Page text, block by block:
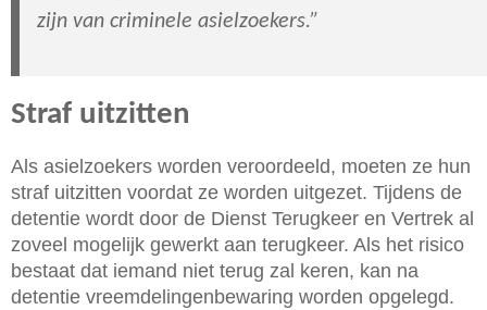
zijn van criminele asielzoekers.”
Straf uitzitten
Als asielzoekers worden veroordeeld, moeten ze hun
straf uitzitten voordat ze worden uitgezet. Tijdens de
detentie wordt door de Dienst Terugkeer en Vertrek al
zoveel mogelijk gewerkt aan terugkeer. Als het risico
bestaat dat iemand niet terug zal keren, kan na
detentie vreemdelingenbewaring worden opgelegd.